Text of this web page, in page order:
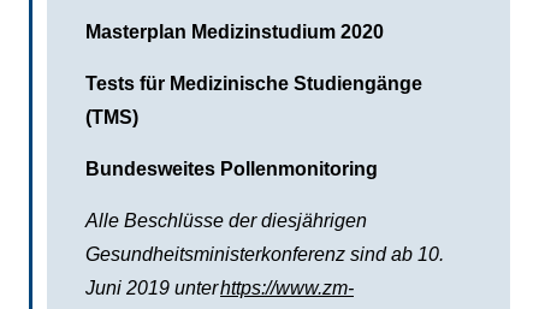
Masterplan Medizinstudium 2020
Tests für Medizinische Studiengänge
(TMS)
Bundesweites Pollenmonitoring
Alle Beschlüsse der diesjährigen
Gesundheitsministerkonferenz sind ab 10.
Juni 2019 unterhttps://www.zm-